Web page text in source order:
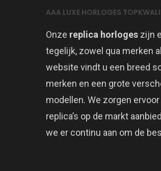
AAA LUXE HORLOGES
Onze replica horloges zijn
tegelijk, zowel qua merken
website vindt u een breed
merken en een grote
modellen. We zorgen
replica’s op de markt
we er continu aan om de